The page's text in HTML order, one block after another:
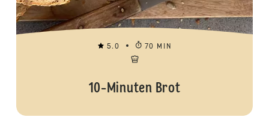
5.0 70 MIN
10-Minuten Brot